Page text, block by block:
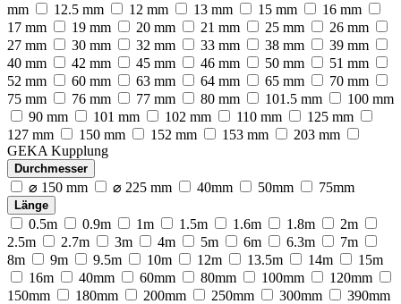
mm
12.5 mm 12 mm 13 mm 15 mm
16 mm
17 mm
19 mm 20 mm 21 mm 25 mm
26 mm
27 mm
30 mm 32 mm 33 mm 38 mm
39 mm
40 mm
42 mm 45 mm 46 mm 50 mm
51 mm
52 mm
60 mm 63 mm 64 mm 65 mm
70 mm
75 mm
76 mm 77 mm 80 mm 101.5 mm
100 mm
90 mm
101 mm 102 mm 110 mm
125 mm
127 mm
150 mm 152 mm 153 mm
203 mm
GEKA Kupplung
Durchmesser
⌀ 150 mm ⌀ 225 mm 40mm 50mm 75mm
Länge
0.5m 0.9m 1m 1.5m 1.6m 1.8m
2m
2.5m
2.7m 3m 4m 5m 6m 6.3m
7m
8m
9m 9.5m 10m 12m 13.5m 14m
15m
16m
40mm 60mm 80mm 100mm
120mm
150mm
180mm 200mm 250mm 300mm
390mm